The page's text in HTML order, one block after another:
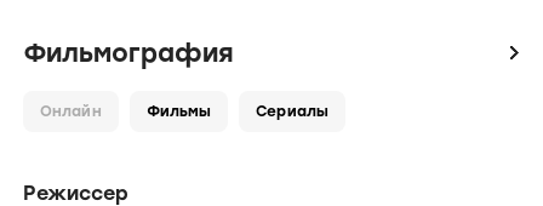
Фильмография icon
Онлайн Фильмы Сериалы
Режиссер